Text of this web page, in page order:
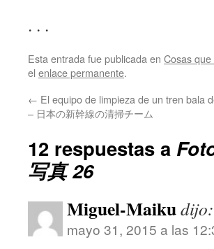
. . .
Esta entrada fue publicada en Cosas
el enlace permanente.
← El equipo de limpieza de un tren bala
– 日本の新幹線の清掃チーム
12 respuestas a
写真 26
Miguel-Maikudijo:
mayo 31, 2015 a las